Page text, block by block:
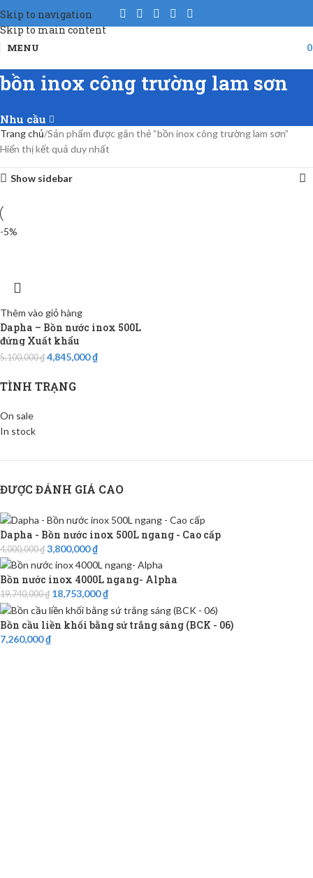
Skip to navigation
Skip to main content
MENU
bồn inox công trường lam sơn
Nhu cầu
TÌNH TRẠNG
On sale
In stock
ĐƯỢC ĐÁNH GIÁ CAO
Dapha - Bồn nước inox 500L ngang - Cao cấp
4,000,000₫ 3,800,000₫
Bồn nước inox 4000L ngang- Alpha
19,740,000₫ 18,753,000₫
Bồn cầu liền khối bằng sứ trắng sáng (BCK - 06)
7,260,000₫
Trang chủ Sản phẩm được gắn thẻ “bồn inox công trường lam sơn”
Hiển thị kết quả duy nhất
Show sidebar
-5%
Thêm vào giỏ hàng
Dapha – Bồn nước inox 500L
đứng Xuất khẩu
5,100,000₫ 4,845,000₫